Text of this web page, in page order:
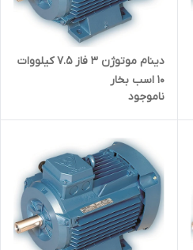
دینام موتوژن ۳ فاز 7.5 کیلووات
10 اسب بخار
ناموجود